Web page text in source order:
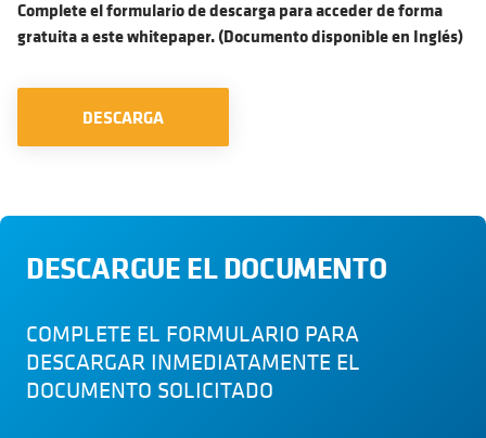
Complete el formulario de descarga para acceder de forma
gratuita a este whitepaper. (Documento disponible en Inglés)
DESCARGA
DESCARGUE EL DOCUMENTO
COMPLETE EL FORMULARIO PARA
DESCARGAR INMEDIATAMENTE EL
DOCUMENTO SOLICITADO